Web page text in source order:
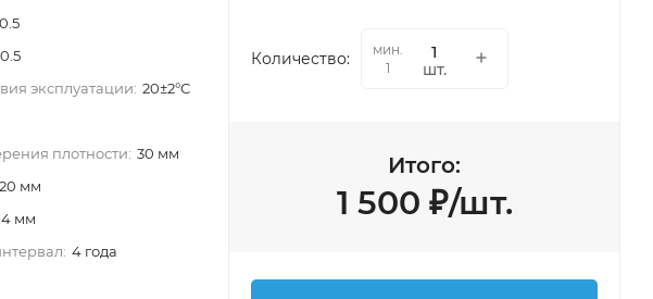
0.5
эксплуатации: 20±2°С
плотности: 30 мм
20 мм
4 мм
4 года
Количество:
мин.
1
шт.
Итого:
1 500 ₽/шт.